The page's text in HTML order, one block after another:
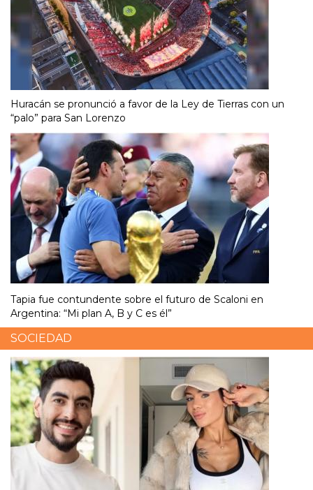
Huracán se pronunció a favor de la Ley de Tierras con un
“palo” para San Lorenzo
Tapia fue contundente sobre el futuro de Scaloni en
Argentina: “Mi plan A, B y C es él”
SOCIEDAD